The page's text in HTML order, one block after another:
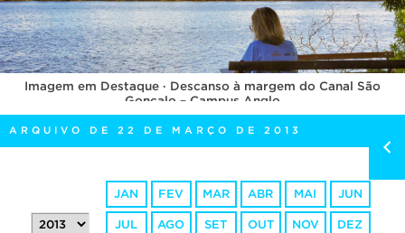
EDITAIS
INTERNACIONAL
OUVIDORIA
PORTARIAS
TELEFONES
Imagem em Destaque · Descanso à margem do Canal São
Gonçalo – Campus Anglo
ARQUIVO DE 22 DE MARÇO DE 2013
JAN FEV MAR ABR MAI JUN
JUL AGO SET OUT NOV DEZ